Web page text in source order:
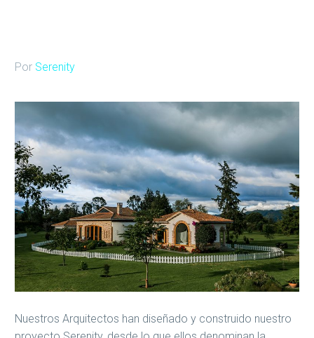
Por Serenity
Nuestros Arquitectos han diseñado y construido nuestro